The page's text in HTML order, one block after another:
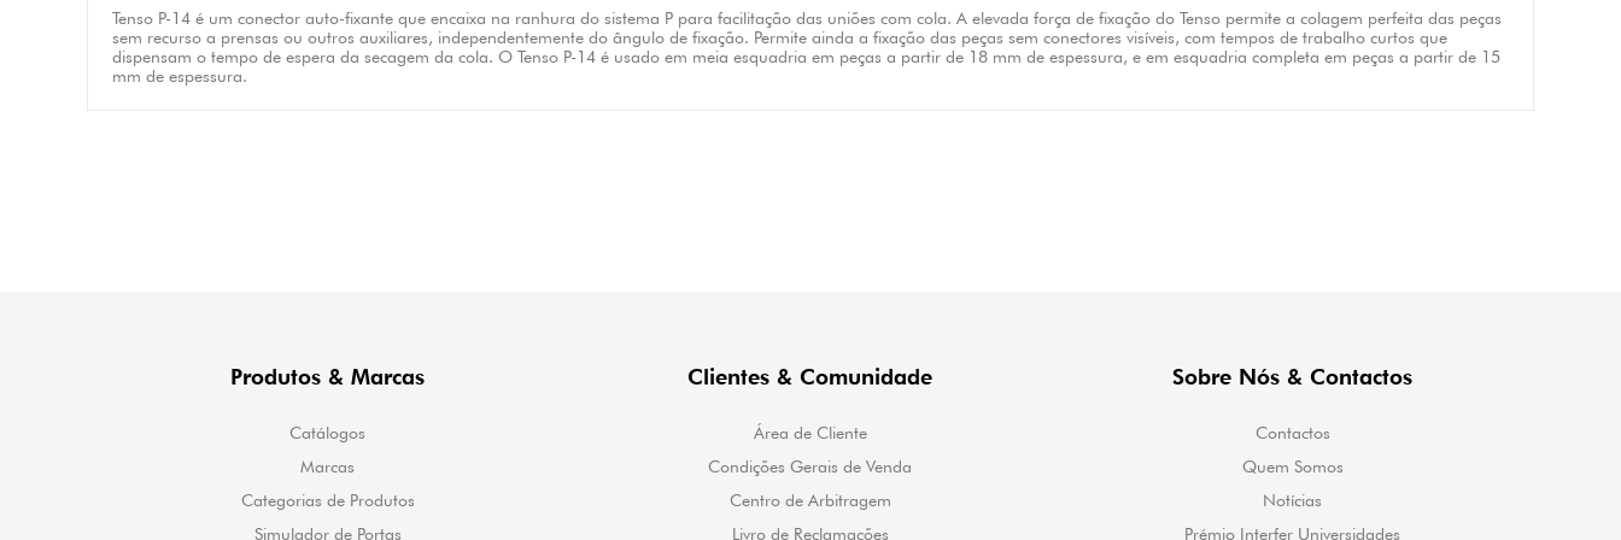
Tenso P-14 é um conector auto-fixante que encaixa na ranhura do sistema P para facilitação das uniões com cola. A elevada força de fixação do Tenso permite a colagem perfeita das peças
sem recurso a prensas ou outros auxiliares, independentemente do ângulo de fixação. Permite ainda a fixação das peças sem conectores visíveis, com tempos de trabalho curtos que
dispensam o tempo de espera da secagem da cola. O Tenso P-14 é usado em meia esquadria em peças a partir de 18 mm de espessura, e em esquadria completa em peças a partir de 15
mm de espessura.
Produtos & Marcas
Catálogos
Marcas
Categorias de Produtos
Simulador de Portas
Clientes & Comunidade
Área de Cliente
Condições Gerais de Venda
Centro de Arbitragem
Livro de Reclamações
Sobre Nós & Contactos
Contactos
Quem Somos
Notícias
Prémio Interfer Universidades